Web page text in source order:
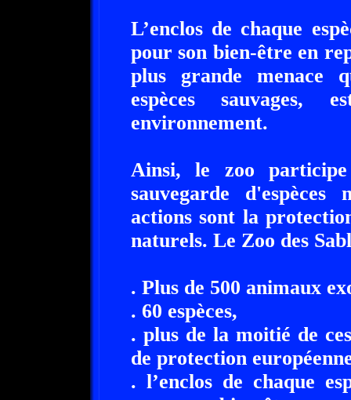
L’enclos de chaque
pour son bien-être en
plus grande menace
espèces
environnement.
Ainsi, le zoo
sauvegarde d'espèces
actions sont la
naturels. Le Zoo des
. Plus de 500 animaux
. 60 espèces,
. plus de la moitié de
de protection
. l’enclos de chaque